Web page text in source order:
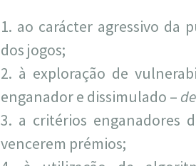
ao carácter agressivo da
dos jogos;
à exploração de
enganador e dissimulado –
a critérios enganadores
vencerem prémios;